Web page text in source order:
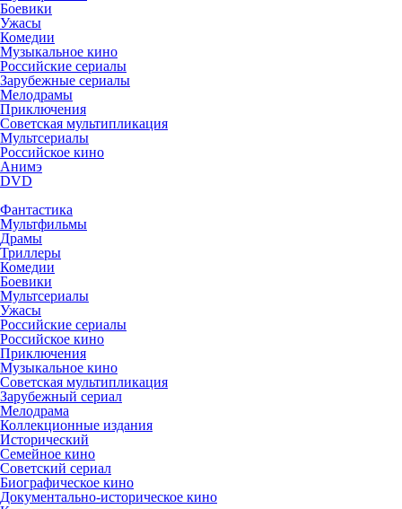
Боевики
Ужасы
Комедии
Музыкальное кино
Российские сериалы
Зарубежные сериалы
Мелодрамы
Приключения
Советская мультипликация
Мультсериалы
Российское кино
Анимэ
DVD
Фантастика
Мультфильмы
Драмы
Триллеры
Комедии
Боевики
Мультсериалы
Ужасы
Российские сериалы
Российское кино
Приключения
Музыкальное кино
Советская мультипликация
Зарубежный сериал
Мелодрама
Коллекционные издания
Исторический
Семейное кино
Советский сериал
Биографическое кино
Документально-историческое кино